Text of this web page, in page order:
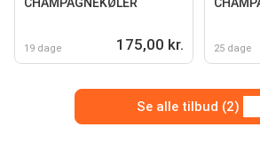
19 dage 175,00 kr. 25 dage
Se alle tilbud (2)